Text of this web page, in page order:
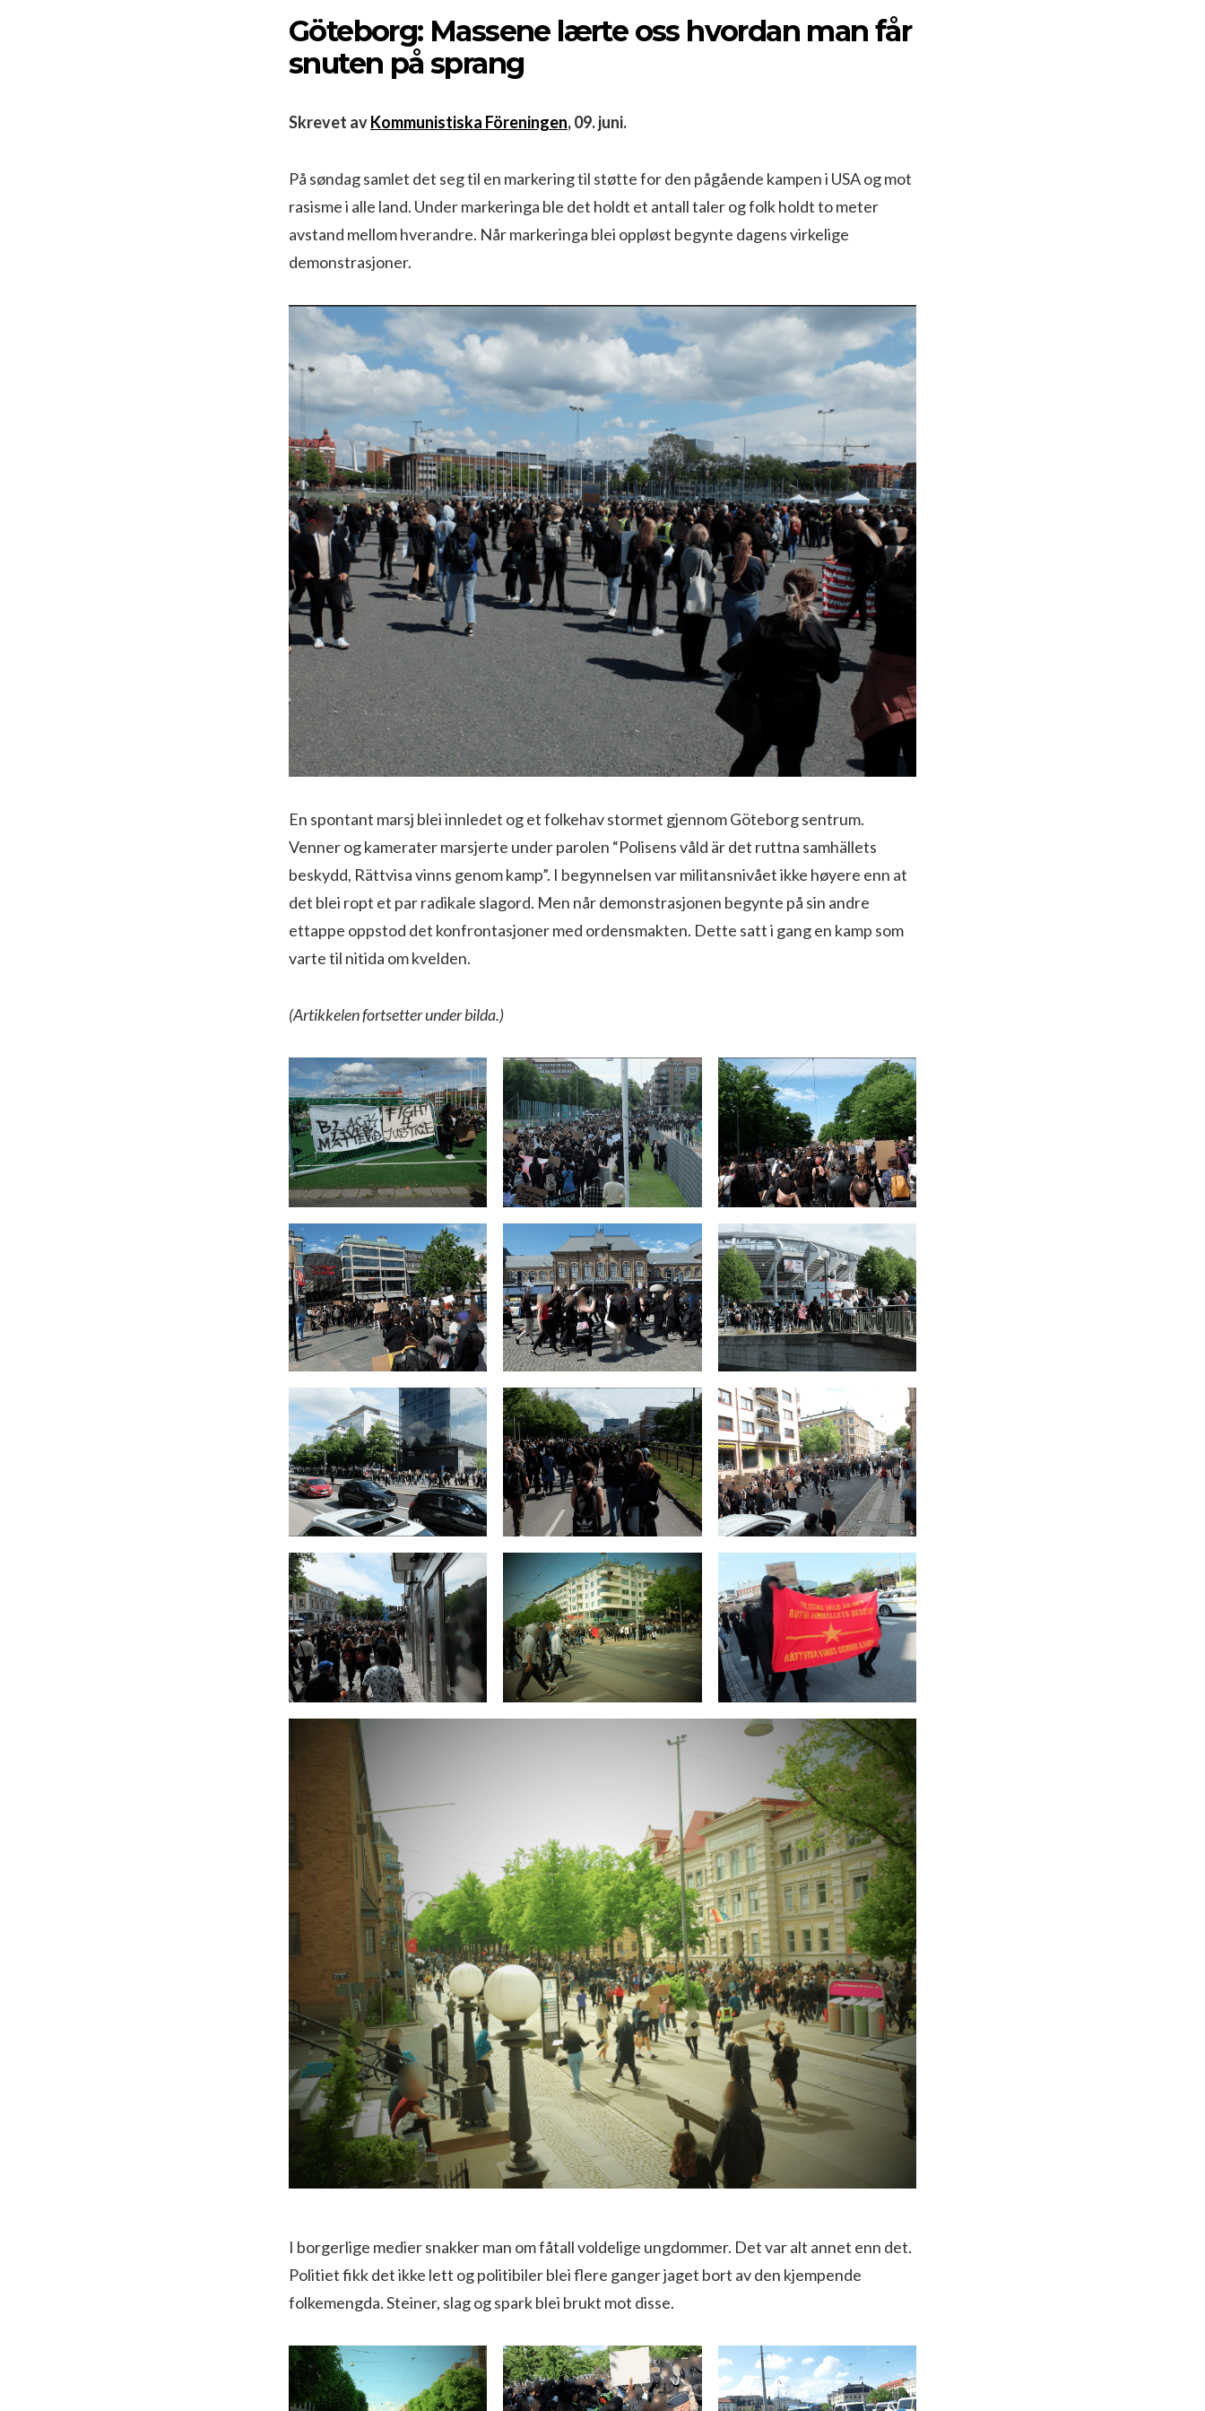
Göteborg: Massene lærte oss hvordan man får
snuten på sprang
Skrevet avKommunistiska Föreningen, 09. juni.
På søndag samlet det seg til en markering til støtte for den pågående kampen i USA og mot
rasisme i alle land. Under markeringa ble det holdt et antall taler og folk holdt to meter
avstand mellom hverandre. Når markeringa blei oppløst begynte dagens virkelige
demonstrasjoner.
En spontant marsj blei innledet og et folkehav stormet gjennom Göteborg sentrum.
Venner og kamerater marsjerte under parolen “Polisens våld är det ruttna samhällets
beskydd, Rättvisa vinns genom kamp”. I begynnelsen var militansnivået ikke høyere enn at
det blei ropt et par radikale slagord. Men når demonstrasjonen begynte på sin andre
ettappe oppstod det konfrontasjoner med ordensmakten. Dette satt i gang en kamp som
varte til nitida om kvelden.
(Artikkelen fortsetter under bilda.)
I borgerlige medier snakker man om fåtall voldelige ungdommer. Det var alt annet enn det.
Politiet fikk det ikke lett og politibiler blei flere ganger jaget bort av den kjempende
folkemengda. Steiner, slag og spark blei brukt mot disse.